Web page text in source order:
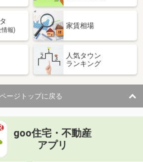
報)
家賃相場
人気タウン
ランキング
ページトップに戻る
goo住宅・不動産
アプリ